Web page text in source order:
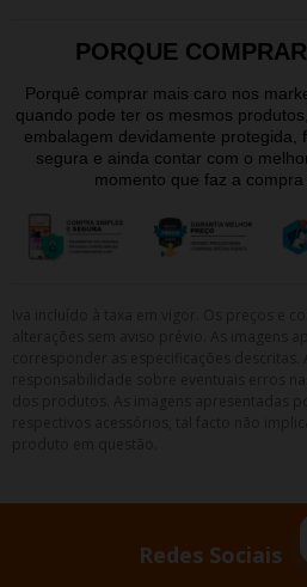
PORQUE
Porquê comprar mais caro nos
quando pode ter os mesmos
embalagem devidamente protegida,
segura e ainda contar com o
momento que faz a compra
Redes Sociais